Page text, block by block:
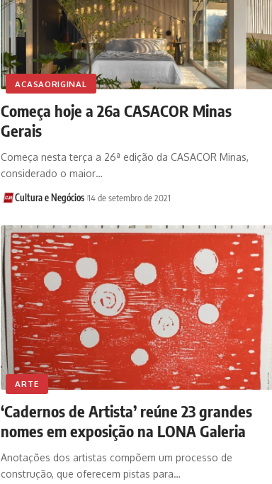
ACASAORIGINAL
Começa hoje a 26a CASACOR Minas
Gerais
Começa nesta terça a 26ª edição da CASACOR Minas,
considerado o maior…
Cultura e Negócios 14 de setembro de 2021
ARTE
‘Cadernos de Artista’ reúne 23 grandes
nomes em exposição na LONA Galeria
Anotações dos artistas compõem um processo de
construção, que oferecem pistas para…